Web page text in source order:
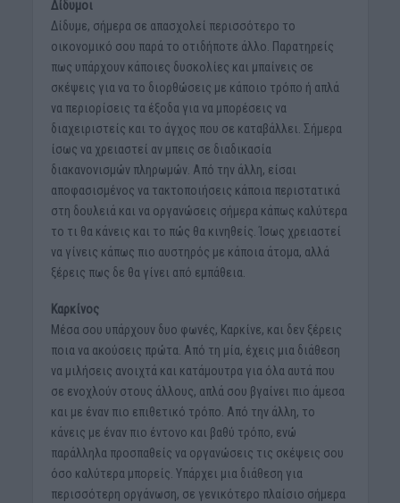
Δίδυμοι
Δίδυμε, σήμερα σε απασχολεί περισσότερο το
οικονομικό σου παρά το οτιδήποτε άλλο. Παρατηρείς
πως υπάρχουν κάποιες δυσκολίες και μπαίνεις σε
σκέψεις για να το διορθώσεις με κάποιο τρόπο ή απλά
να περιορίσεις τα έξοδα για να μπορέσεις να
διαχειριστείς και το άγχος που σε καταβάλλει. Σήμερα
ίσως να χρειαστεί αν μπεις σε διαδικασία
διακανονισμών πληρωμών. Από την άλλη, είσαι
αποφασισμένος να τακτοποιήσεις κάποια περιστατικά
στη δουλειά και να οργανώσεις σήμερα κάπως καλύτερα
το τι θα κάνεις και το πώς θα κινηθείς. Ίσως χρειαστεί
να γίνεις κάπως πιο αυστηρός με κάποια άτομα, αλλά
ξέρεις πως δε θα γίνει από εμπάθεια.
Καρκίνος
Μέσα σου υπάρχουν δυο φωνές, Καρκίνε, και δεν ξέρεις
ποια να ακούσεις πρώτα. Από τη μία, έχεις μια διάθεση
να μιλήσεις ανοιχτά και κατάμουτρα για όλα αυτά που
σε ενοχλούν στους άλλους, απλά σου βγαίνει πιο άμεσα
και με έναν πιο επιθετικό τρόπο. Από την άλλη, το
κάνεις με έναν πιο έντονο και βαθύ τρόπο, ενώ
παράλληλα προσπαθείς να οργανώσεις τις σκέψεις σου
όσο καλύτερα μπορείς. Υπάρχει μια διάθεση για
περισσότερη οργάνωση, σε γενικότερο πλαίσιο σήμερα